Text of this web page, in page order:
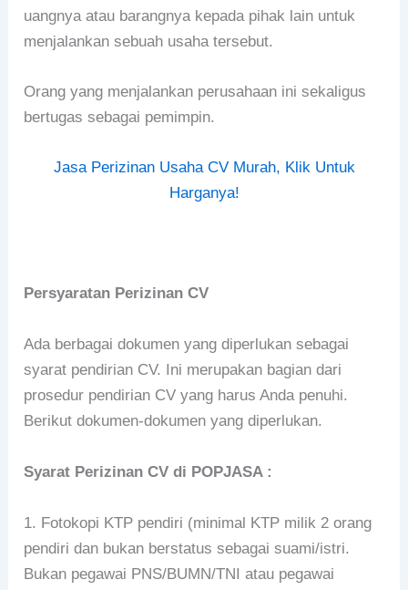
uangnya atau barangnya kepada pihak lain untuk
menjalankan sebuah usaha tersebut.
Orang yang menjalankan perusahaan ini sekaligus
bertugas sebagai pemimpin.
Jasa Perizinan Usaha CV Murah, Klik Untuk
Harganya!
Persyaratan Perizinan CV
Ada berbagai dokumen yang diperlukan sebagai
syarat pendirian CV. Ini merupakan bagian dari
prosedur pendirian CV yang harus Anda penuhi.
Berikut dokumen-dokumen yang diperlukan.
Syarat Perizinan CV di POPJASA :
1. Fotokopi KTP pendiri (minimal KTP milik 2 orang
pendiri dan bukan berstatus sebagai suami/istri.
Bukan pegawai PNS/BUMN/TNI atau pegawai